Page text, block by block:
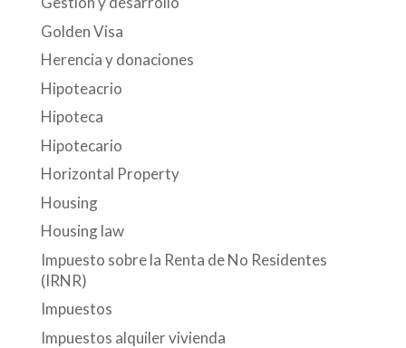
Golden Visa
Herencia y donaciones
Hipoteacrio
Hipoteca
Hipotecario
Horizontal Property
Housing
Housing law
Impuesto sobre la Renta de No Residentes
(IRNR)
Impuestos
Impuestos alquiler vivienda